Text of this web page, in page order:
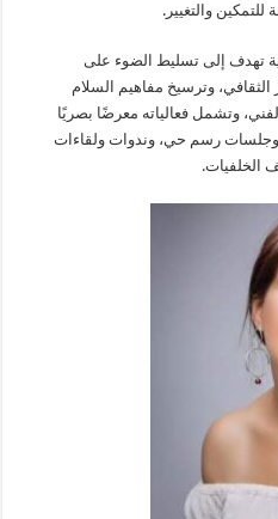
للتمكين والتغيير.
تهدف إلى تسليط الضوء على
الثقافي، وترسيخ مفاهيم السلام
وتشمل فعالياته معرضًا بصريًا
وجلسات رسم حي، وندوات ولقاءات
الخلفيات.